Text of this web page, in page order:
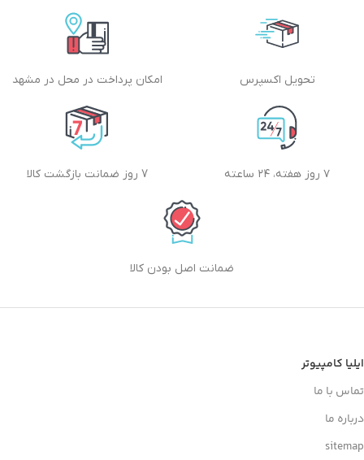
تحویل اکسپرس امکان پرداخت در محل در مشهد
۷ روز هفته، ۲۴ ساعته 7 روز ضمانت بازگشت کالا
ضمانت اصل بودن کالا
ایلیا کامپیوتر
تماس با ما
درباره ما
sitemap